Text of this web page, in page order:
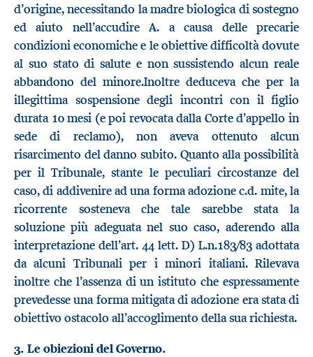
d’origine, necessitando la madre biologica di sostegno
ed aiuto nell’accudire A. a causa delle precarie
condizioni economiche e le obiettive difficoltà dovute
al suo stato di salute e non sussistendo alcun reale
abbandono del minore.Inoltre deduceva che per la
illegittima sospensione degli incontri con il figlio
durata 10 mesi (e poi revocata dalla Corte d’appello in
sede di reclamo), non aveva ottenuto alcun
risarcimento del danno subito. Quanto alla possibilità
per il Tribunale, stante le peculiari circostanze del
caso, di addivenire ad una forma adozione c.d. mite, la
ricorrente sosteneva che tale sarebbe stata la
soluzione più adeguata nel suo caso, aderendo alla
interpretazione dell’art. 44 lett. D) L.n.183/83 adottata
da alcuni Tribunali per i minori italiani. Rilevava
inoltre che l’assenza di un istituto che espressamente
prevedesse una forma mitigata di adozione era stata di
obiettivo ostacolo all’accoglimento della sua richiesta.
3. Le obiezioni del Governo.